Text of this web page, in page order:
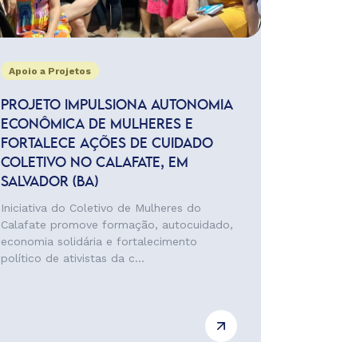
Apoio a Projetos
PROJETO IMPULSIONA AUTONOMIA
ECONÔMICA DE MULHERES E
FORTALECE AÇÕES DE CUIDADO
COLETIVO NO CALAFATE, EM
SALVADOR (BA)
Iniciativa do Coletivo de Mulheres do
Calafate promove formação, autocuidado,
economia solidária e fortalecimento
político de ativistas da c...